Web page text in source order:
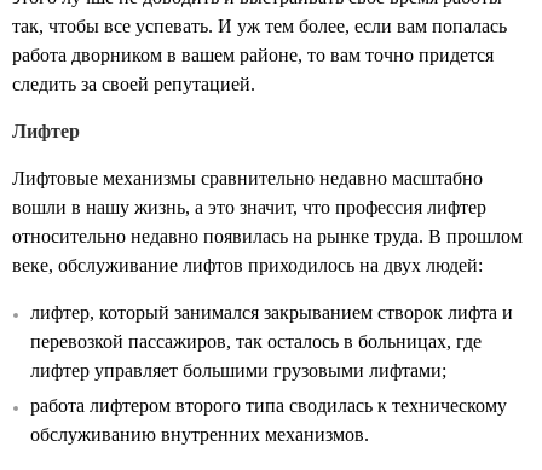
так, чтобы все успевать. И уж тем более, если вам попалась
работа дворником в вашем районе, то вам точно придется
следить за своей репутацией.
Лифтер
Лифтовые механизмы сравнительно недавно масштабно
вошли в нашу жизнь, а это значит, что профессия лифтер
относительно недавно появилась на рынке труда. В прошлом
веке, обслуживание лифтов приходилось на двух людей:
лифтер, который занимался закрыванием створок лифта и
перевозкой пассажиров, так осталось в больницах, где
лифтер управляет большими грузовыми лифтами;
работа лифтером второго типа сводилась к техническому
обслуживанию внутренних механизмов.